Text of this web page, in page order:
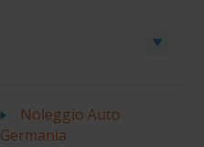
Noleggio Auto
Germania